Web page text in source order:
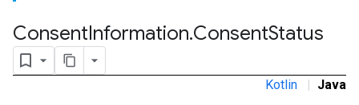
ConsentInformation.ConsentStatus
Kotlin | Java